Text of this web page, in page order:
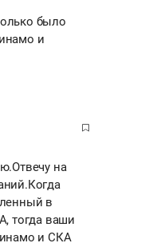
было
и
на
в
тогда ваши
и СКА